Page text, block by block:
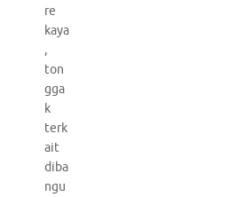
re
kaya
,
ton
gga
k
terk
ait
diba
ngu